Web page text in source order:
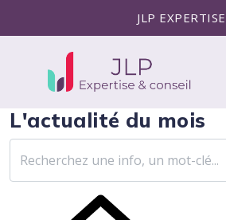
JLP EXPERTISE
L'actualité du mois